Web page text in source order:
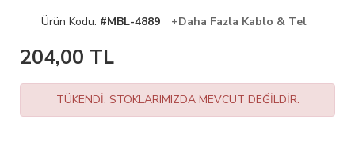
Ürün Kodu: #MBL-4889 +Daha Fazla Kablo & Tel
204,00 TL
TÜKENDİ. STOKLARIMIZDA MEVCUT DEĞİLDİR.